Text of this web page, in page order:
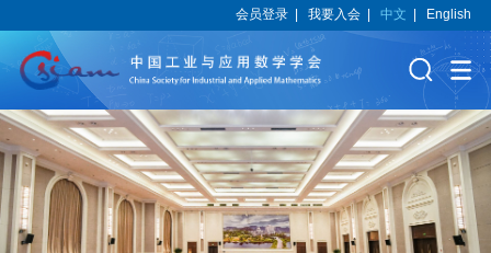
会员登录 |我要入会 |中文 English